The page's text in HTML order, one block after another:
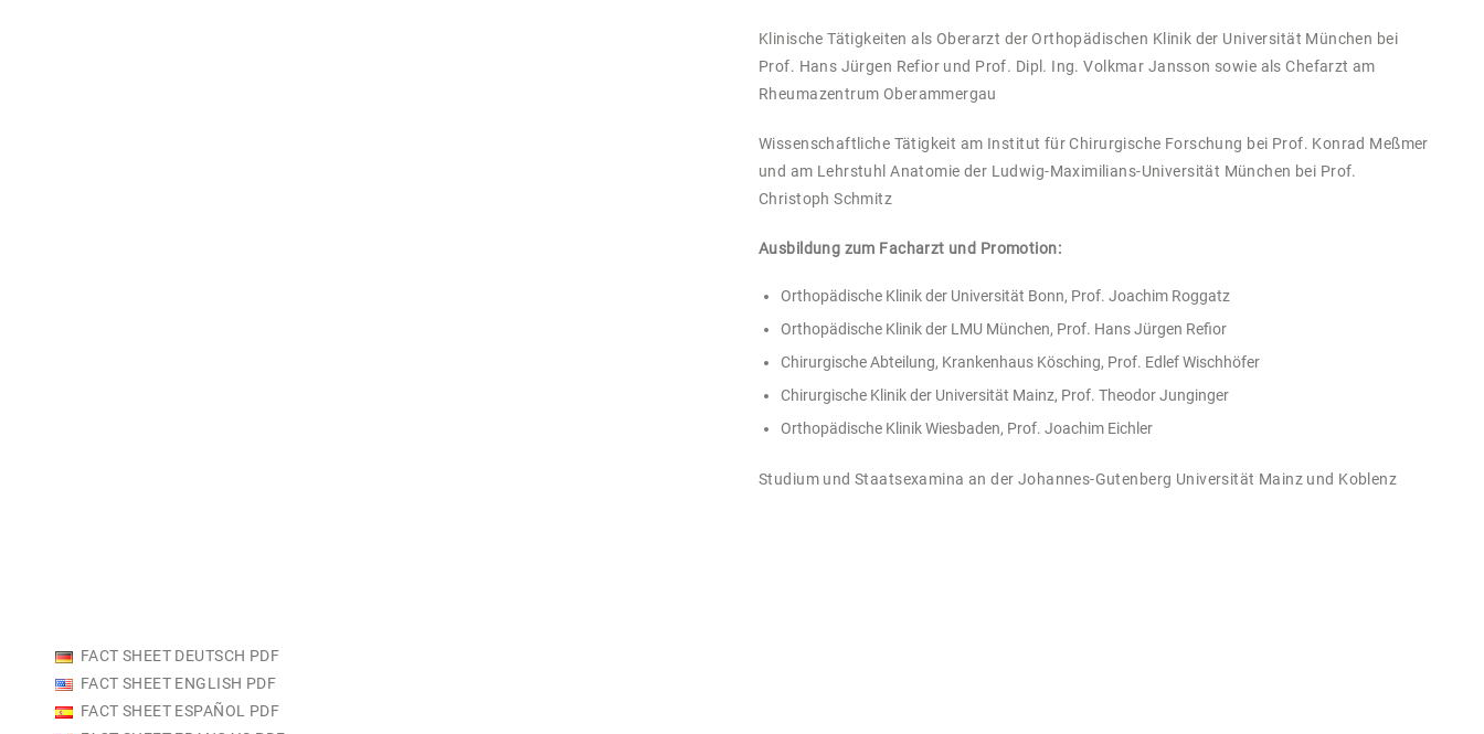
Klinische Tätigkeiten als Oberarzt der Orthopädischen Klinik der Universität München bei
Prof. Hans Jürgen Refior und Prof. Dipl. Ing. Volkmar Jansson sowie als Chefarzt am
Rheumazentrum Oberammergau
Wissenschaftliche Tätigkeit am Institut für Chirurgische Forschung bei Prof. Konrad Meßmer
und am Lehrstuhl Anatomie der Ludwig-Maximilians-Universität München bei Prof.
Christoph Schmitz
Ausbildung zum Facharzt und Promotion:
Orthopädische Klinik der Universität Bonn, Prof. Joachim Roggatz
Orthopädische Klinik der LMU München, Prof. Hans Jürgen Refior
Chirurgische Abteilung, Krankenhaus Kösching, Prof. Edlef Wischhöfer
Chirurgische Klinik der Universität Mainz, Prof. Theodor Junginger
Orthopädische Klinik Wiesbaden, Prof. Joachim Eichler
Studium und Staatsexamina an der Johannes-Gutenberg Universität Mainz und Koblenz
FACT SHEET DEUTSCH PDF
FACT SHEET ENGLISH PDF
FACT SHEET ESPAÑOL PDF